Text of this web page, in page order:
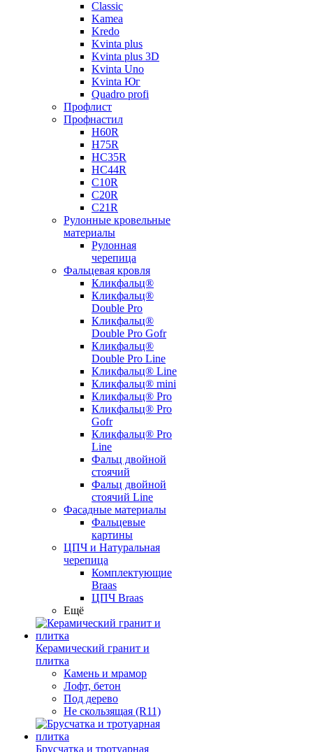
Classic
Kamea
Kredo
Kvinta plus
Kvinta plus 3D
Kvinta Uno
Kvinta Юг
Quadro profi
Профлист
Профнастил
Н60R
Н75R
НС35R
НС44R
С10R
С20R
С21R
Рулонные кровельные
материалы
Рулонная
черепица
Фальцевая кровля
Кликфальц®
Кликфальц®
Double Pro
Кликфальц®
Double Pro Gofr
Кликфальц®
Double Pro Line
Кликфальц® Line
Кликфальц® mini
Кликфальц® Pro
Кликфальц® Pro
Gofr
Кликфальц® Pro
Line
Фальц двойной
стоячий
Фальц двойной
стоячий Line
Фасадные материалы
Фальцевые
картины
ЦПЧ и Натуральная
черепица
Комплектующие
Braas
ЦПЧ Braas
Ещё
Керамический гранит и
плитка
Камень и мрамор
Лофт, бетон
Под дерево
Не скользящая (R11)
Брусчатка и тротуарная